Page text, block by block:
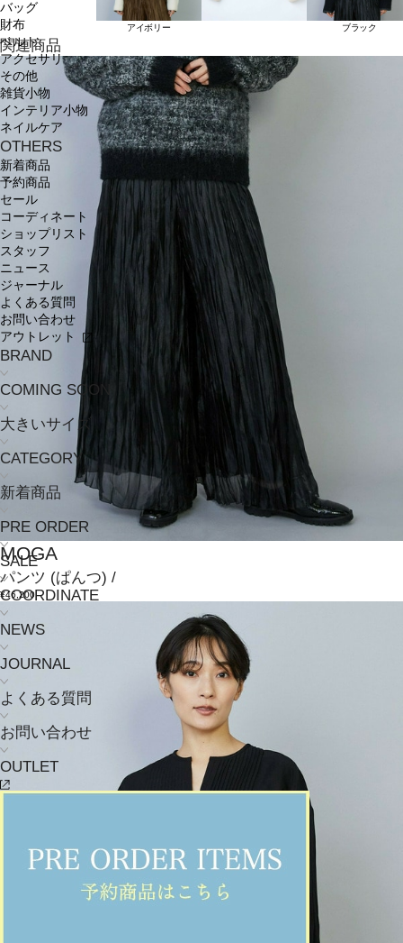
バッグ
財布
ベルト
アクセサリ
その他
雑貨小物
インテリア小物
ネイルケア
OTHERS
新着商品
予約商品
セール
コーディネート
ショップリスト
スタッフ
ニュース
ジャーナル
よくある質問
お問い合わせ
アウトレット
BRAND
COMING SOON
大きいサイズ
CATEGORY
新着商品
PRE ORDER
SALE
COORDINATE
NEWS
JOURNAL
よくある質問
お問い合わせ
OUTLET
アイボリー ブラック
関連商品
MOGA
パンツ (ぱんつ) /
¥46,200